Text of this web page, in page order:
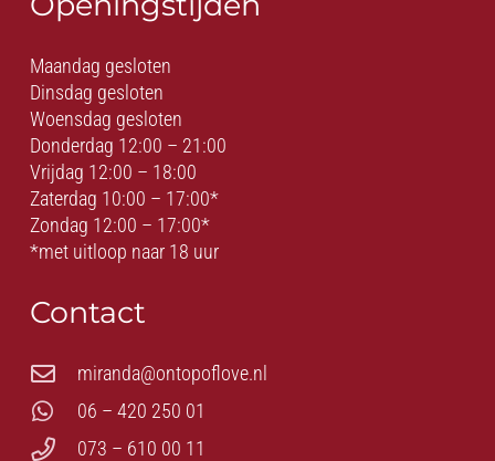
Maandag gesloten
Dinsdag gesloten
Woensdag gesloten
Donderdag 12:00 – 21:00
Vrijdag 12:00 – 18:00
Zaterdag 10:00 – 17:00*
Zondag 12:00 – 17:00*
*met uitloop naar 18 uur
Contact
miranda@ontopoflove.nl
06 – 420 250 01
073 – 610 00 11